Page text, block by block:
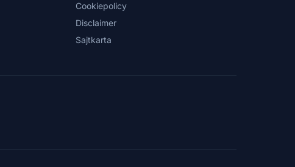
Cookiepolicy
Disclaimer
Sajtkarta